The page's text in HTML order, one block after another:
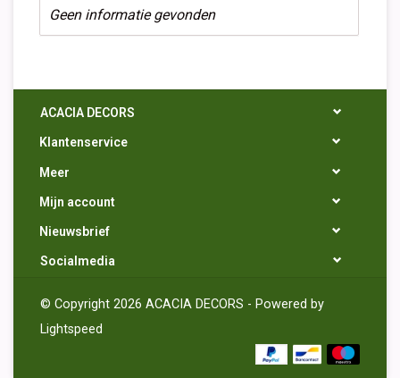
Geen informatie gevonden
ACACIA DECORS
Klantenservice
Meer
Mijn account
Nieuwsbrief
Socialmedia
© Copyright 2026 ACACIA DECORS - Powered by
Lightspeed